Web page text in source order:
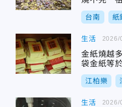
台南 紙
生活
金紙燒越
袋金紙等
江柏樂
2026/
生活 2026/